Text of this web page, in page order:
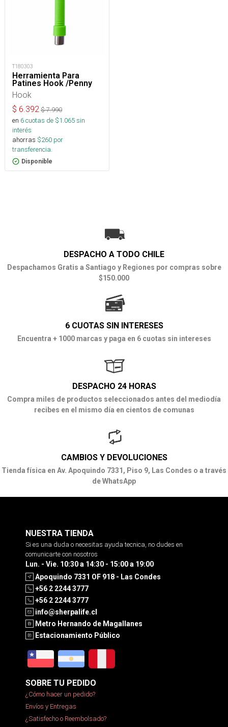
T180303
Herramienta Para
Patines Hook /Penny
Hook
$ 6.392 $7.990
en 6cuotas de $1.065sin
interés
ahorras $260 por
transferencia.
Disponible
DESPACHO A TODO CHILE
Despachamos Gratis a Santiago y Regiones por compras sobre
$150.000
6 CUOTAS SIN INTERESES
Encuentra + 1000 marcas y paga en 6 cuotas sin intereses
DESPACHO 24 HORAS
Compra miles de productos seleccionados antes del mediodía
recibes en el mismo día en cientos de comunas
CAMBIOS Y DEVOLUCIONES
Tienda física en Av. Apoquindo 7331, Piso 9, Las Condes o a través
de WhatsApp
NUESTRA TIENDA
Si es una duda o necesitas ayuda tecnica, no dudes en
comunicarte con nosotros
Lun. - Vie. 10:30 a 14:30 - 15:00 a 19:00
Apoquindo 7331 OF 918 - Las Condes
+56 2 2244 3777
+56 2 2244 3777
info@sherpalife.cl
Metro Hernando de Magallanes
Estacionamiento Público
SOBRE TU PEDIDO
¿Cómo hacer un pedido?
Envíos y Entregas
¿Satisfecho o Reembolsado?